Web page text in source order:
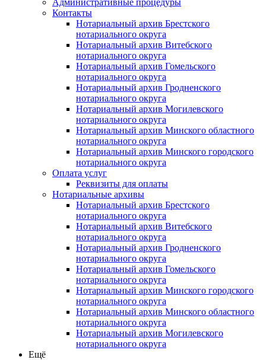
Контакты
Нотариальный архив Брестского
нотариального округа
Нотариальный архив Витебского
нотариального округа
Нотариальный архив Гомельского
нотариального округа
Нотариальный архив Гродненского
нотариального округа
Нотариальный архив Могилевского
нотариального округа
Нотариальный архив Минского областного
нотариального округа
Нотариальный архив Минского городского
нотариального округа
Оплата услуг
Реквизиты для оплаты
Нотариальные архивы
Нотариальный архив Брестского
нотариального округа
Нотариальный архив Витебского
нотариального округа
Нотариальный архив Гродненского
нотариального округа
Нотариальный архив Гомельского
нотариального округа
Нотариальный архив Минского городского
нотариального округа
Нотариальный архив Минского областного
нотариального округа
Нотариальный архив Могилевского
нотариального округа
Ещё